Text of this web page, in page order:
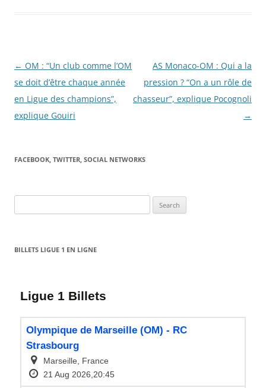
Post
navigation
← OM : “Un club comme l’OM
se doit d’être chaque année
en Ligue des champions”,
explique Gouiri
AS Monaco-OM : Qui a la
pression ? “On a un rôle de
chasseur”, explique Pocognoli
→
FACEBOOK, TWITTER, SOCIAL NETWORKS
for:
BILLETS LIGUE 1 EN LIGNE